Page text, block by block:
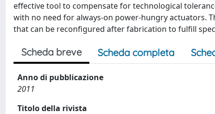
effective tool to compensate for technological
with no need for always-on power-hungry actuators.
that can be reconfigured after fabrication to fulfill
Scheda breve Scheda completa
Anno di pubblicazione
2011
Titolo della rivista